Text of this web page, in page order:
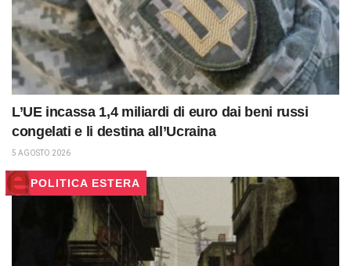
L’UE incassa 1,4 miliardi di euro dai beni russi
congelati e li destina all’Ucraina
5 AGOSTO 2026
POLITICA ESTERA